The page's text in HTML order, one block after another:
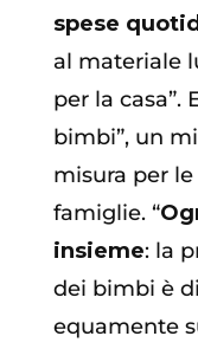
spese
al materiale
per la casa”.
bimbi”, un
misura per
famiglie. “
insieme: la
dei bimbi è
equamente